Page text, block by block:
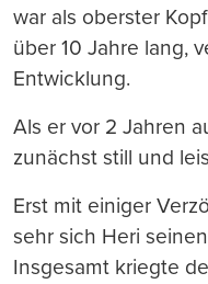
war als oberster
über 10 Jahre lang,
Entwicklung.
Als er vor 2 Jahren
zunächst still und
Erst mit einiger
sehr sich Heri
Insgesamt kriegte